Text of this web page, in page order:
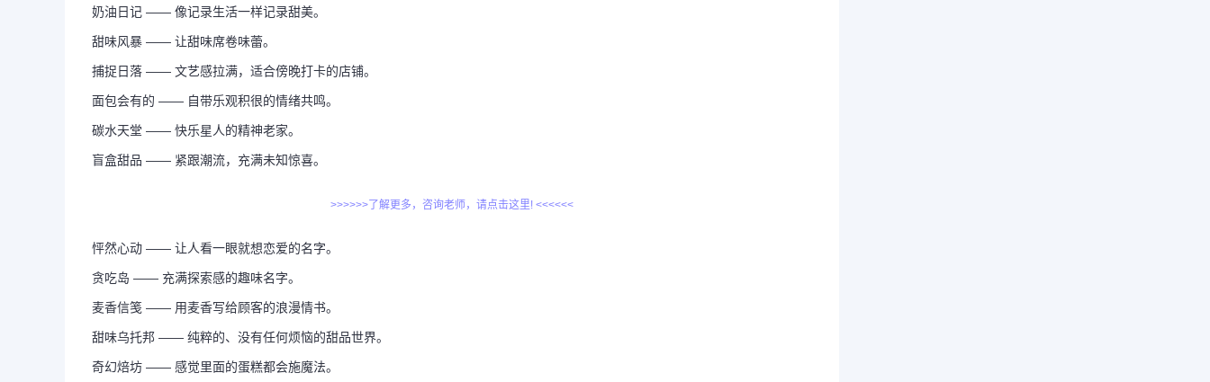
奶油日记 —— 像记录生活一样记录甜美。
甜味风暴 —— 让甜味席卷味蕾。
捕捉日落 —— 文艺感拉满，适合傍晚打卡的店铺。
面包会有的 —— 自带乐观积很的情绪共鸣。
碳水天堂 —— 快乐星人的精神老家。
盲盒甜品 —— 紧跟潮流，充满未知惊喜。
>>>>>>了解更多，咨询老师，请点击这里! <<<<<<
怦然心动 —— 让人看一眼就想恋爱的名字。
贪吃岛 —— 充满探索感的趣味名字。
麦香信笺 —— 用麦香写给顾客的浪漫情书。
甜味乌托邦 —— 纯粹的、没有任何烦恼的甜品世界。
奇幻焙坊 —— 感觉里面的蛋糕都会施魔法。